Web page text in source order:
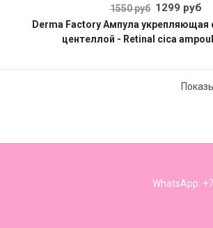
1550 руб 1299 руб
Derma Factory Ампула укрепляющая
центеллой - Retinal cica
WhatsApp: